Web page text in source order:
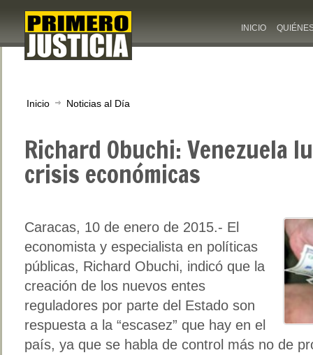
INICIO
Inicio Noticias al Día
Richard Obuchi: Venezuela
crisis económicas
Caracas, 10 de enero de 2015.- El
economista y especialista en políticas
públicas, Richard Obuchi, indicó que la
creación de los nuevos entes
reguladores por parte del Estado son
respuesta a la “escasez” que hay en el
país, ya que se habla de control más no de